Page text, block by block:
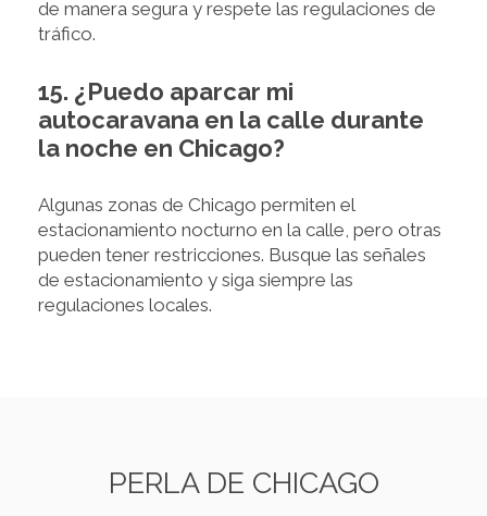
de manera segura y respete las regulaciones de
tráfico.
15. ¿Puedo aparcar mi
autocaravana en la calle durante
la noche en Chicago?
Algunas zonas de Chicago permiten el
estacionamiento nocturno en la calle, pero otras
pueden tener restricciones. Busque las señales
de estacionamiento y siga siempre las
regulaciones locales.
PERLA DE CHICAGO